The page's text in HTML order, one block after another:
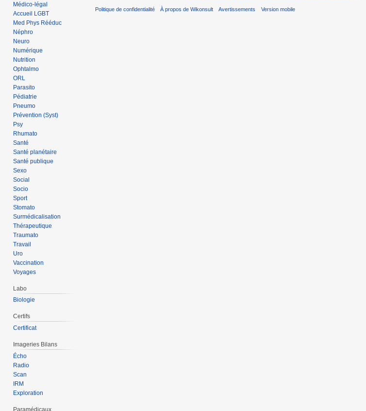
Médico-légal
Accueil LGBT
Med Phys Rééduc
Néphro
Neuro
Numérique
Nutrition
Ophtalmo
ORL
Parasito
Pédiatrie
Pneumo
Prévention (Syst)
Psy
Rhumato
Santé
Santé planétaire
Santé publique
Sexo
Social
Socio
Sport
Stomato
Surmédicalisation
Thérapeutique
Traumato
Travail
Uro
Vaccination
Voyages
Labo
Biologie
Certifs
Certificat
Imageries Bilans
Écho
Radio
Scan
IRM
Exploration
Paramédicaux
Politique de confidentialité À propos de Wikonsult Avertissements Version mobile